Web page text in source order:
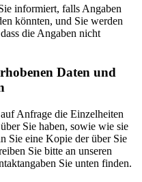
informiert, falls Angaben
könnten, und Sie werden
die Angaben nicht
Daten und
Anfrage die Einzelheiten
Sie haben, sowie wie sie
Sie eine Kopie der über Sie
Sie bitte an unseren
Sie unten finden.